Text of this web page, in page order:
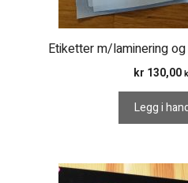
Etiketter m/laminering
kr 130,00
Legg i